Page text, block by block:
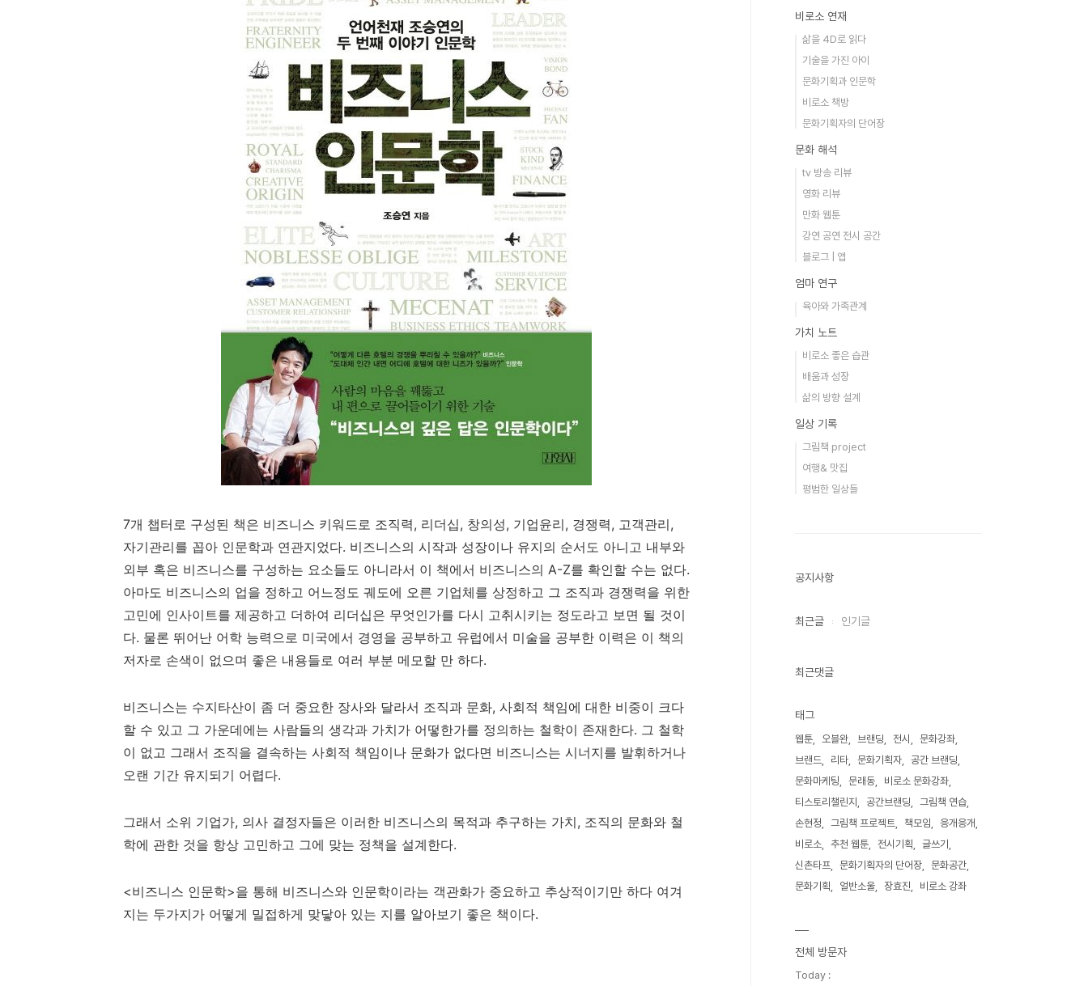
7개 챕터로 구성된 책은 비즈니스 키워드로 조직력, 리더십, 창의성, 기업윤리, 경쟁력, 고객관리,
자기관리를 꼽아 인문학과 연관지었다. 비즈니스의 시작과 성장이나 유지의 순서도 아니고 내부와
외부 혹은 비즈니스를 구성하는 요소들도 아니라서 이 책에서 비즈니스의 A-Z를 확인할 수는 없다.
아마도 비즈니스의 업을 정하고 어느정도 궤도에 오른 기업체를 상정하고 그 조직과 경쟁력을 위한
고민에 인사이트를 제공하고 더하여 리더십은 무엇인가를 다시 고취시키는 정도라고 보면 될 것이
다. 물론 뛰어난 어학 능력으로 미국에서 경영을 공부하고 유럽에서 미술을 공부한 이력은 이 책의
저자로 손색이 없으며 좋은 내용들로 여러 부분 메모할 만 하다.
비즈니스는 수지타산이 좀 더 중요한 장사와 달라서 조직과 문화, 사회적 책임에 대한 비중이 크다
할 수 있고 그 가운데에는 사람들의 생각과 가치가 어떻한가를 정의하는 철학이 존재한다. 그 철학
이 없고 그래서 조직을 결속하는 사회적 책임이나 문화가 없다면 비즈니스는 시너지를 발휘하거나
오랜 기간 유지되기 어렵다.
그래서 소위 기업가, 의사 결정자들은 이러한 비즈니스의 목적과 추구하는 가치, 조직의 문화와 철
학에 관한 것을 항상 고민하고 그에 맞는 정책을 설계한다.
<비즈니스 인문학>을 통해 비즈니스와 인문학이라는 객관화가 중요하고 추상적이기만 하다 여겨
지는 두가지가 어떻게 밀접하게 맞닿아 있는 지를 알아보기 좋은 책이다.
비로소 연재
삶을 4D로 읽다
기술을 가진 아이
문화기획과 인문학
비로소 책방
문화기획자의 단어장
문화 해석
tv 방송 리뷰
영화 리뷰
만화 웹툰
강연 공연 전시 공간
블로그 | 앱
엄마 연구
육아와 가족관계
가치 노트
비로소 좋은 습관
배움과 성장
삶의 방향 설계
일상 기록
그림책 project
여행& 맛집
평범한 일상들
공지사항
최근글 인기글
최근댓글
태그
웹툰 오블완 브랜딩 전시
문화강좌
브랜드
리타 문화기획자
공간 브랜딩
문화마케팅
문래동
비로소 문화강좌
티스토리챌린지
공간브랜딩
그림책 연습
손현정
그림책 프로젝트 책모임
응개응개
비로소
추천 웹툰 전시기획
글쓰기
신촌타프
문화기획자의 단어장
문화공간
문화기획
얼반소울 장효진 비로소 강좌
전체 방문자
Today :